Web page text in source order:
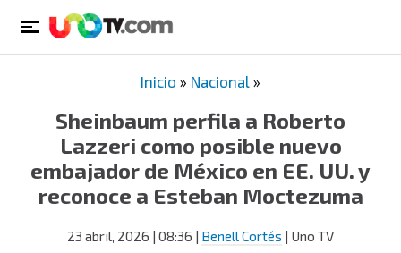
Inicio » Nacional »
Sheinbaum perfila a Roberto
Lazzeri como posible nuevo
embajador de México en EE. UU. y
reconoce a Esteban Moctezuma
23 abril, 2026 | 08:36 | Benell Cortés | Uno TV